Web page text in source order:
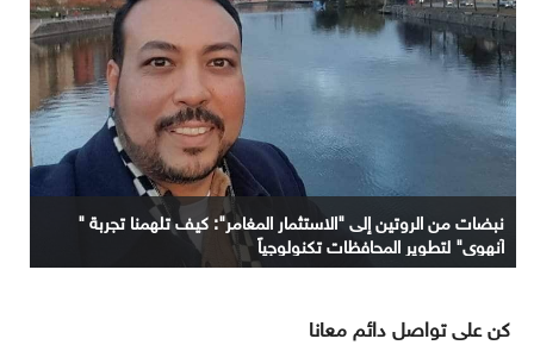
نبضات من الروتين إلى "الاستثمار المغامر": كيف تلهمنا تجربة "
آنهوي" لتطوير المحافظات تكنولوجياً
كن على تواصل دائم معانا